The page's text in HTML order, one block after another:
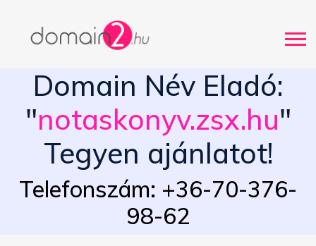
Domain Név Eladó:
"notaskonyv.zsx.hu"
Tegyen ajánlatot!
Telefonszám: +36-70-376-
98-62